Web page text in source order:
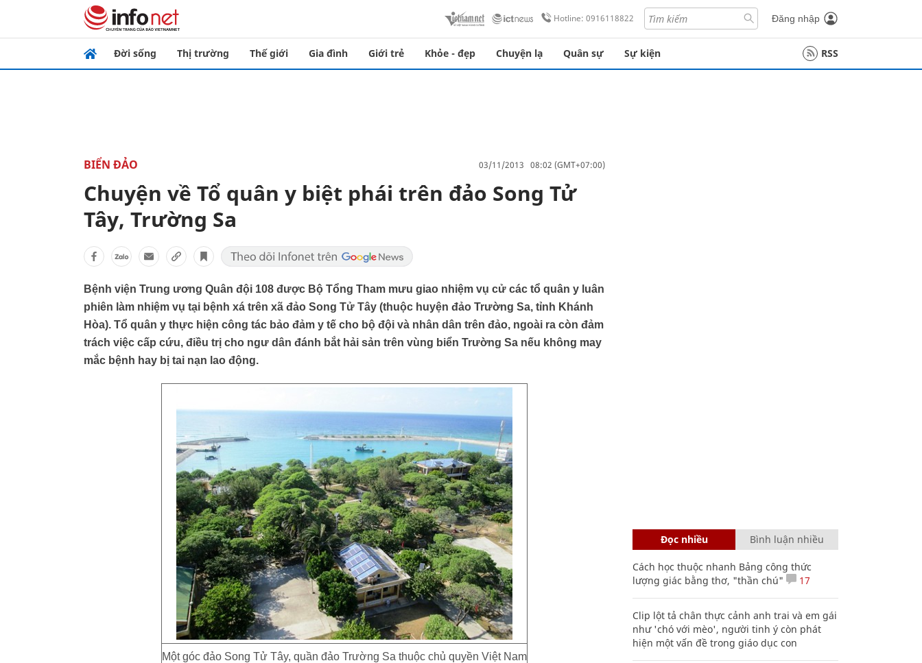
Hotline: 0916118822 Đăng nhập
Đời sống Thị trường Thế giới Gia đình Giới trẻ Khỏe - đẹp Chuyện lạ Quân sự Sự kiện RSS
BIỂN ĐẢO 03/11/2013 08:02 (GMT+07:00)
Chuyện về Tổ quân y biệt phái trên đảo Song Tử
Tây, Trường Sa
Bệnh viện Trung ương Quân đội 108 được Bộ Tổng Tham mưu giao nhiệm vụ cử các tổ quân y luân
phiên làm nhiệm vụ tại bệnh xá trên xã đảo Song Tử Tây (thuộc huyện đảo Trường Sa, tỉnh Khánh
Hòa). Tổ quân y thực hiện công tác bảo đảm y tế cho bộ đội và nhân dân trên đảo, ngoài ra còn đảm
trách việc cấp cứu, điều trị cho ngư dân đánh bắt hải sản trên vùng biển Trường Sa nếu không may
mắc bệnh hay bị tai nạn lao động.
Một góc đảo Song Tử Tây, quần đảo Trường Sa thuộc chủ quyền Việt Nam
Đọc nhiều Bình luận nhiều
Cách học thuộc nhanh Bảng công thức
lượng giác bằng thơ, "thần chú"
17
Clip lột tả chân thực cảnh anh trai và em gái
như 'chó với mèo', người tinh ý còn phát
hiện một vấn đề trong giáo dục con